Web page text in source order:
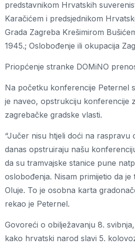
predstavnikom Hrvatskih
Karačićem i predsjednikom
Grada Zagreba Krešimirom
1945.; Oslobođenje ili okupacija
Priopćenje stranke DOMiNO
Na početku konferencije Peternel
je naveo, opstrukciju konferencije
zagrebačke gradske vlasti.
“Jučer nisu htjeli doći na raspravu
danas opstruiraju našu
da su tramvajske stanice pune
oslobođenja. Nisam primijetio da je
Oluje. To je osobna karta
rekao je Peternel.
Govoreći o obilježavanju 8.
kako hrvatski narod slavi 5.